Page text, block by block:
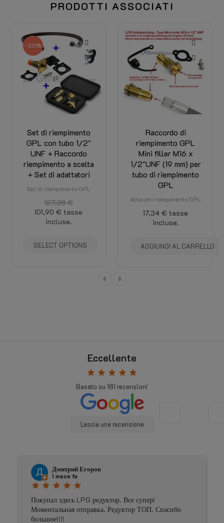
PRODOTTI ASSOCIATI
-20%
Set di riempimento
GPL con tubo 1/2"
UNF + Raccordo
riempimento a scelta
+ Set di adattatori
Set di riempimento GPL
127,38 €
101,90 € tasse
incluse.
SELECT OPTIONS
Raccordo di
riempimento GPL
Mini filler M16 x
1/2"UNF (19 mm) per
tubo di riempimento
GPL
Attacchi riempimento GPL
17,34 € tasse
incluse.
AGGIUNGI AL CARRELLO
Eccellente
star star star star star
Basato su 181 recensioni
Lascia una recensione
Дмитрий Егоров
1 mese fa
star star star star star
Покупал здесь LPG редуктор. Все супер!
Моментальная отправка. Редуктор ТОП. Спасибо
большое!!!!